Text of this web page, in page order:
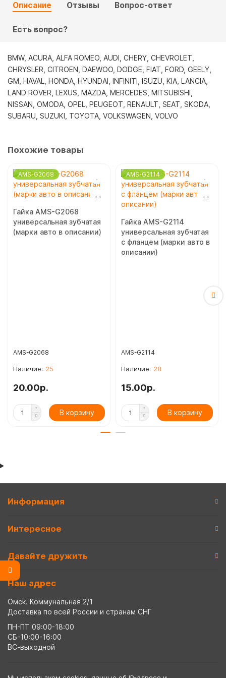
АВТОХИМИЯ РИМЕТ
АВТОХИМИЯ ЦИНКАРЬ
ДЫМОВЫЕ ШАШКИ И УСТРАНИТЕЛИ ЗАПАХОВ
Описание Отзывы Вопрос-ответ
Есть вопрос?
BMW, ACURA, ALFA ROMEO, AUDI, CHERY, CHEVROLET,
CHRYSLER, CITROEN, DAEWOO, DODGE, FIAT, FORD, GEELY,
GM, HAVAL, HONDA, HYUNDAI, INFINITI, ISUZU, KIA, LANCIA,
LAND ROVER, LEXUS, MAZDA, MERCEDES, MITSUBISHI,
NISSAN, OMODA, OPEL, PEUGEOT, RENAULT, SEAT, SKODA,
SUBARU, SUZUKI, TOYOTA, VOLKSWAGEN, VOLVO
Похожие товары
AMS-G2068
Гайка AMS-G2068
универсальная зубчатая
(марки авто в описании)
AMS-G2068
25
20.00р.
В корзину
AMS-G2114
Гайка AMS-G2114
универсальная зубчатая
с фланцем (марки авто в
описании)
AMS-G2114
28
15.00р.
В корзину
Информация
Интересное
Давайте дружить
Наш адрес
Омск. Коммунальная 2/1
Доставка по всей России и странам СНГ
ПН-ПТ 09:00-18:00
СБ-10:00-16:00
ВС-выходной